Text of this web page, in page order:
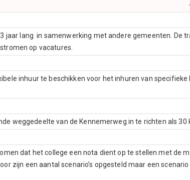
jaar lang in samenwerking met andere gemeenten. De
op vacatures.
inhuur te beschikken voor het inhuren van
weggedeelte van de Kennemerweg in te richten als
dat het college een nota dient op te stellen met de
zijn een aantal scenario’s opgesteld maar een